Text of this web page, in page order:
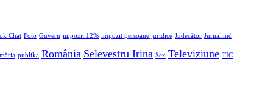
Chat Foto Guvern impozit 12% impozit persoane juridice Judecător Jurnal.md
publika România Selevestru Irina Sex Televiziune TIC